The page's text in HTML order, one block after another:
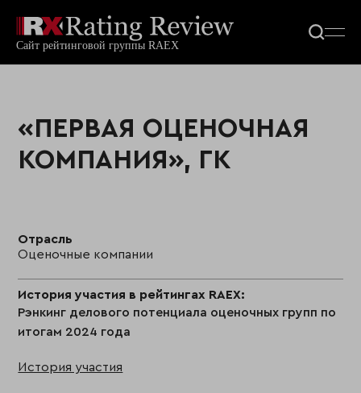
«ПЕРВАЯ ОЦЕНОЧНАЯ
КОМПАНИЯ», ГК
Отрасль
Оценочные компании
История участия в рейтингах RAEX:
Рэнкинг делового потенциала оценочных групп по
итогам 2024 года
История участия